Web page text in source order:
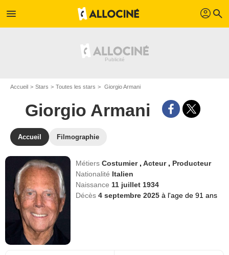
menu profil search
Accueil Stars Toutes les stars Giorgio Armani
Giorgio Armani
Accueil Filmographie
MétiersCostumier ,Acteur , Producteur
Nationalité Italien
Naissance 11 juillet 1934
Décès4 septembre 2025à l'age de 91 ans